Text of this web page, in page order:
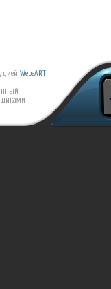
WebeART